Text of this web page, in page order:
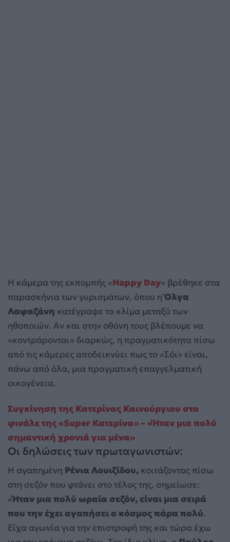
Η κάμερα της εκπομπής «Happy Day» βρέθηκε στα
παρασκήνια των γυρισμάτων, όπου ηΌλγα
Λαφαζάνη κατέγραψε το κλίμα μεταξύ των
ηθοποιών. Αν και στην οθόνη τους βλέπουμε να
«κοντράρονται» διαρκώς, η πραγματικότητα πίσω
από τις κάμερες αποδεικνύει πως το «Σόι» είναι,
πάνω από όλα, μια πραγματική επαγγελματική
οικογένεια.
Συγκίνηση της Κατερίνας Καινούργιου στο
φινάλε της «Super Κατερίνα» – «Ήταν μια πολύ
σημαντική χρονιά για μένα»
Οι δηλώσεις των πρωταγωνιστών:
Η αγαπημένη Ρένια Λουιζίδου, κοιτάζοντας πίσω
στη σεζόν που φτάνει στο τέλος της, σημείωσε:
«Ήταν μια πολύ ωραία σεζόν, είναι μια σειρά
που την έχει αγαπήσει ο κόσμος πάρα πολύ.
Είχα αγωνία για την επιστροφή της και τώρα έχω